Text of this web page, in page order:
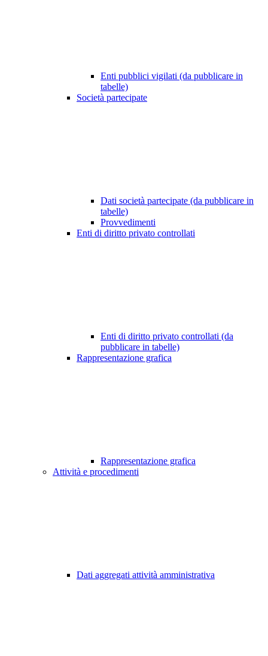
Enti pubblici vigilati (da pubblicare in
tabelle)
Società partecipate
Dati società partecipate (da pubblicare in
tabelle)
Provvedimenti
Enti di diritto privato controllati
Enti di diritto privato controllati (da
pubblicare in tabelle)
Rappresentazione grafica
Rappresentazione grafica
Attività e procedimenti
Dati aggregati attività amministrativa